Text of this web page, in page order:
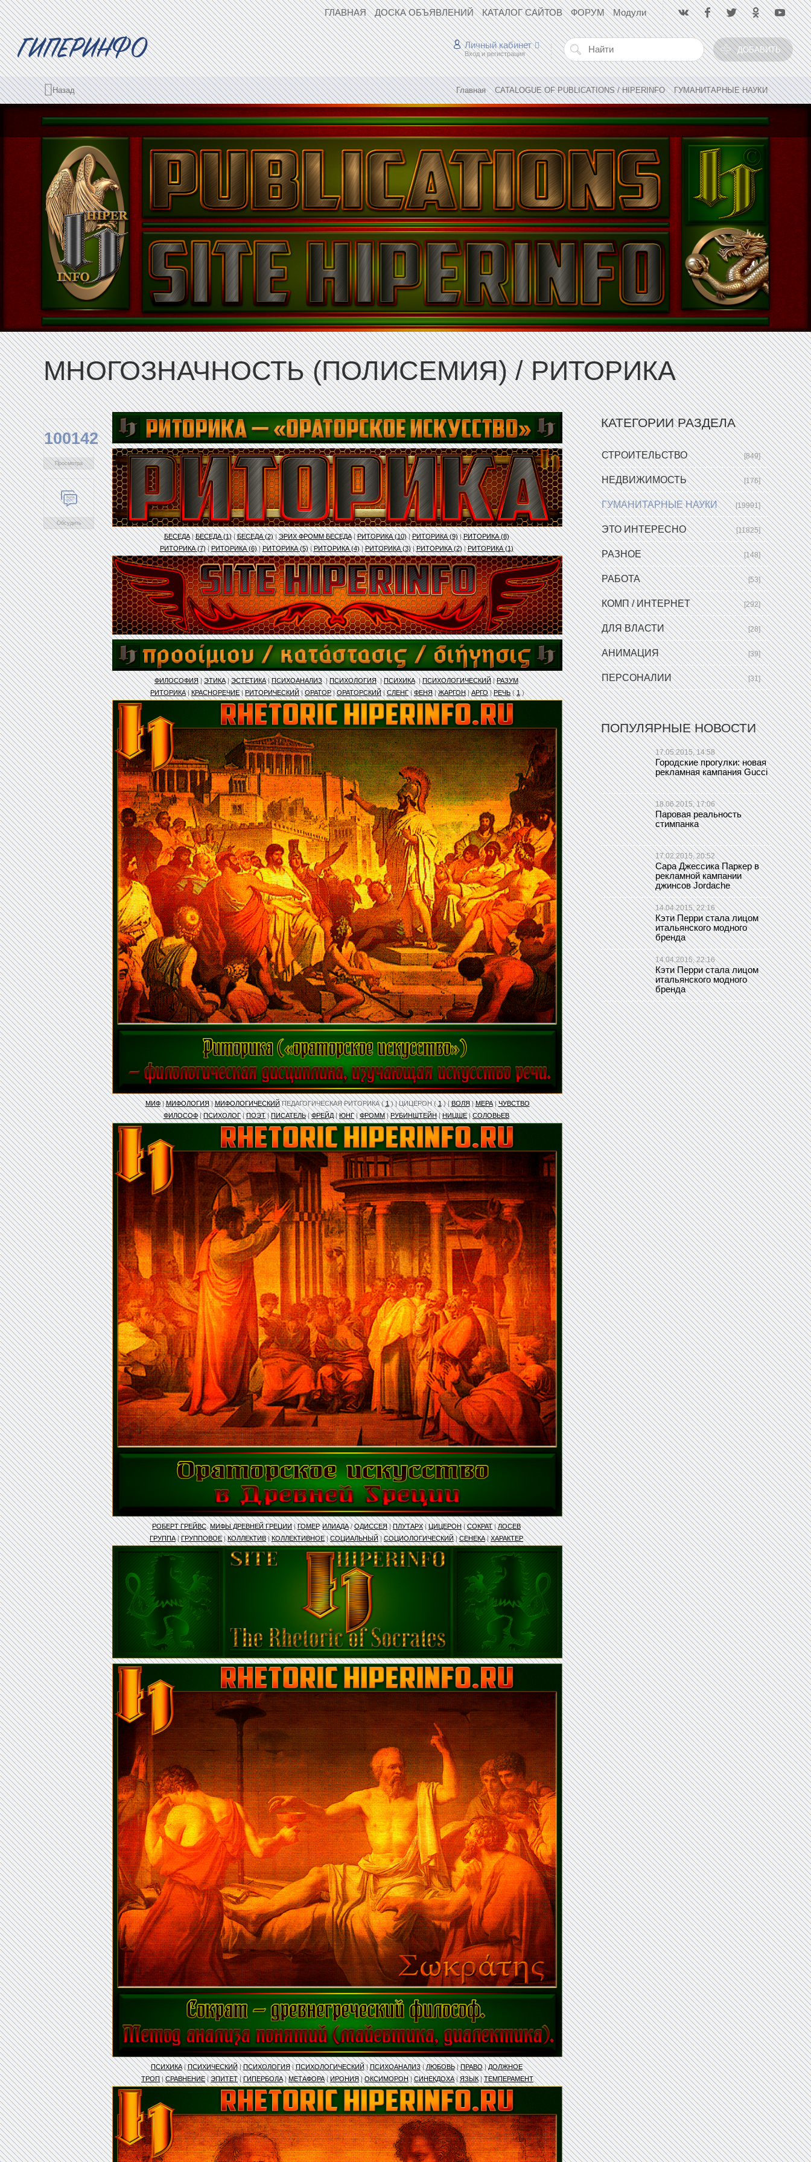
ГЛАВНАЯ ДОСКА ОБЪЯВЛЕНИЙ КАТАЛОГ САЙТОВ ФОРУМ Модули
ГИПЕРИНФО ДОБАВИТЬ
Личный кабинет
Вход и регистрация
Назад Главная»CATALOGUE OF PUBLICATIONS / HIPERINFO»ГУМАНИТАРНЫЕ НАУКИ
МНОГОЗНАЧНОСТЬ (ПОЛИСЕМИЯ) / РИТОРИКА
100142
Просмотра
Обсудить
БЕСЕДА|БЕСЕДА (1)|БЕСЕДА (2)|ЭРИХ ФРОММ БЕСЕДА|РИТОРИКА (10)|РИТОРИКА (9)|РИТОРИКА (8)
РИТОРИКА (7)|РИТОРИКА (6)|РИТОРИКА (5)|РИТОРИКА (4)|РИТОРИКА (3)|РИТОРИКА (2)|РИТОРИКА (1)
ФИЛОСОФИЯ|ЭТИКА|ЭСТЕТИКА|ПСИХОАНАЛИЗ|ПСИХОЛОГИЯ|ПСИХИКА|ПСИХОЛОГИЧЕСКИЙ|РАЗУМ
РИТОРИКА|КРАСНОРЕЧИЕ|РИТОРИЧЕСКИЙ|ОРАТОР|ОРАТОРСКИЙ|СЛЕНГ|ФЕНЯ|ЖАРГОН|АРГО|РЕЧЬ(1)
МИФ|МИФОЛОГИЯ|МИФОЛОГИЧЕСКИЙПЕДАГОГИЧЕСКАЯ РИТОРИКА (1) | ЦИЦЕРОН (1) |ВОЛЯ|МЕРА|ЧУВСТВО
ФИЛОСОФ|ПСИХОЛОГ|ПОЭТ|ПИСАТЕЛЬ|​ФРЕЙД|ЮНГ|ФРОММ|РУБИНШТЕЙН|НИЦШЕ|СОЛОВЬЕВ
РОБЕРТ ГРЕЙВС.МИФЫ ДРЕВНЕЙ ГРЕЦИИ|ГОМЕР.ИЛИАДА/ОДИССЕЯ|ПЛУТАРХ|ЦИЦЕРОН|СОКРАТ|ЛОСЕВ
ГРУППА|ГРУППОВОЕ|КОЛЛЕКТИВ|КОЛЛЕКТИВНОЕ|СОЦИАЛЬНЫЙ|СОЦИОЛОГИЧЕСКИЙ|СЕНЕКА|ХАРАКТЕР
ПСИХИКА|ПСИХИЧЕСКИЙ|ПСИХОЛОГИЯ|ПСИХОЛОГИЧЕСКИЙ|ПСИХОАНАЛИЗ|ЛЮБОВЬ|ПРАВО|ДОЛЖНОЕ
ТРОП|СРАВНЕНИЕ|ЭПИТЕТ|ГИПЕРБОЛА|МЕТАФОРА|ИРОНИЯ|ОКСИМОРОН|СИНЕКДОХА|ЯЗЫК|ТЕМПЕРАМЕНТ
КАТЕГОРИИ РАЗДЕЛА
СТРОИТЕЛЬСТВО [849]
НЕДВИЖИМОСТЬ [176]
ГУМАНИТАРНЫЕ НАУКИ [19991]
ЭТО ИНТЕРЕСНО [11825]
РАЗНОЕ [148]
РАБОТА [53]
КОМП / ИНТЕРНЕТ [292]
ДЛЯ ВЛАСТИ [28]
АНИМАЦИЯ [39]
ПЕРСОНАЛИИ [31]
ПОПУЛЯРНЫЕ НОВОСТИ
17.05.2015, 14:58
Городские прогулки: новая
рекламная кампания Gucci
18.06.2015, 17:06
Паровая реальность
стимпанка
17.02.2015, 20:52
Сара Джессика Паркер в
рекламной кампании
джинсов Jordache
14.04.2015, 22:16
Кэти Перри стала лицом
итальянского модного
бренда
14.04.2015, 22:16
Кэти Перри стала лицом
итальянского модного
бренда